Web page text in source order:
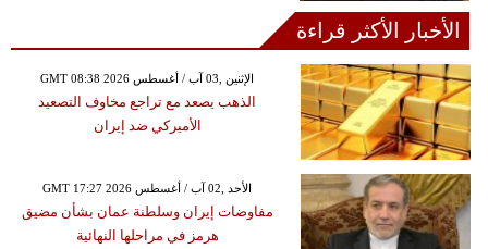
الأخبار الأكثر قراءة
GMT 08:38 2026 الإثنين ,03 آب / أغسطس
الذهب يصعد مع تراجع مخاوف التصعيد
الأميركي ضد إيران
GMT 17:27 2026 الأحد ,02 آب / أغسطس
مفاوضات إيران وسلطنة عمان بشأن مضيق
هرمز في مراحلها النهائية